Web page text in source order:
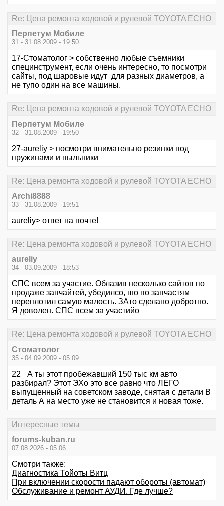
Re: Цена ремонта ходовой и рулевой TOYOTA ECHO
Перпетум Мобиле
31 - 31.08.2009 - 19:50
17-Стоматолог > собственно любые съемники
специнструмент, если очень интересно, то посмотри
сайты, под шаровые идут для разных диаметров, а
не тупо один на все машины.
Re: Цена ремонта ходовой и рулевой TOYOTA ECHO
Перпетум Мобиле
32 - 31.08.2009 - 19:50
27-aureliy > посмотри внимательно резинки под
пружинами и пыльники
Re: Цена ремонта ходовой и рулевой TOYOTA ECHO
Archi8888
33 - 31.08.2009 - 19:51
aureliy> ответ на почте!
Re: Цена ремонта ходовой и рулевой TOYOTA ECHO
aureliy
34 - 03.09.2009 - 18:53
СПС всем за участие. Облазив несколько сайтов по
продаже запчайтей, убедилсо, шо по запчастям
переплотил самую малость. ЗАто сделано добротно.
Я доволен. СПС всем за участийо
Re: Цена ремонта ходовой и рулевой TOYOTA ECHO
Стоматолог
35 - 04.09.2009 - 05:09
22_ А ты этот пробежавший 150 тыс км авто
разбирал? Этот ЭХо это все равно что ЛЕГО
выпущенный на советском заводе, снятая с детали В
деталь А на место уже не становится и новая тоже.
Интересные темы
forums-kuban.ru
07.08.2026 - 05:06
Смотри также:
Диагностика Тойоты Витц
При включении скорости падают обороты (автомат)
Обслуживание и ремонт АУДИ. Где лучше?